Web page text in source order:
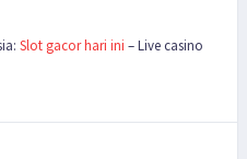
Slot gacor hari ini – Live casino